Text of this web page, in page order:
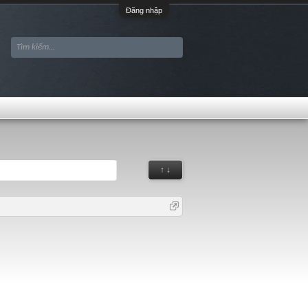
Đăng nhập
↑ ↓